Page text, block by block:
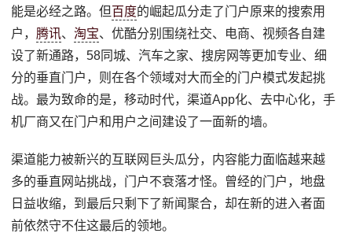
能是必经之路。但百度的崛起瓜分走了门户原来的搜索用
户， 腾讯、淘宝、优酷分别围绕社交、电商、视频各自建
设了新通路，58同城、汽车之家、搜房网等更加专业、细
分的垂直门户，则在各个领域对大而全的门户模式发起挑
战。最为致命的是，移动时代，渠道App化、去中心化，手
机厂商又在门户和用户之间建设了一面新的墙。
渠道能力被新兴的互联网巨头瓜分，内容能力面临越来越
多的垂直网站挑战，门户不衰落才怪。曾经的门户，地盘
日益收缩，到最后只剩下了新闻聚合，却在新的进入者面
前依然守不住这最后的领地。